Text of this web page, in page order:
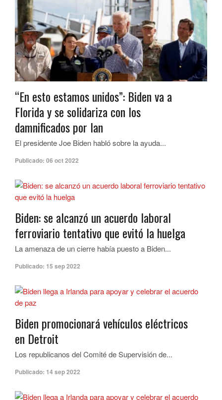
“En esto estamos unidos”: Biden va a
Florida y se solidariza con los
damnificados por Ian
El presidente Joe Biden habló sobre la ayuda...
Publicado: 06 oct 2022
Biden: se alcanzó un acuerdo laboral
ferroviario tentativo que evitó la huelga
La amenaza de un cierre había puesto a Biden...
Publicado: 15 sep 2022
Biden promocionará vehículos eléctricos
en Detroit
Los republicanos del Comité de Supervisión de...
Publicado: 14 sep 2022